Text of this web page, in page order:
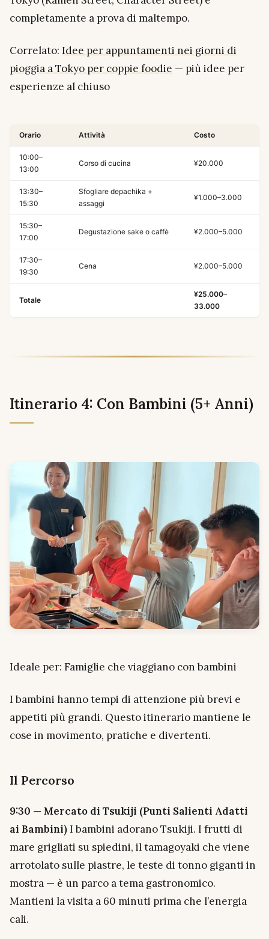
completamente a prova di maltempo.
Correlato: Idee per appuntamenti nei giorni di
pioggia a Tokyo per coppie foodie — più idee per
esperienze al chiuso
Orario Attività Costo
10:00–
13:00
Corso di cucina ¥20.000
13:30–
15:30
Sfogliare depachika +
assaggi
¥1.000–3.000
15:30–
17:00
Degustazione sake o caffè ¥2.000–5.000
17:30–
19:30
Cena ¥2.000–5.000
Totale
¥25.000–
33.000
Itinerario 4: Con Bambini (5+ Anni)
Ideale per: Famiglie che viaggiano con bambini
I bambini hanno tempi di attenzione più brevi e
appetiti più grandi. Questo itinerario mantiene le
cose in movimento, pratiche e divertenti.
Il Percorso
9:30 — Mercato di Tsukiji (Punti Salienti Adatti
ai Bambini)I bambini adorano Tsukiji. I frutti di
mare grigliati su spiedini, il tamagoyaki che viene
arrotolato sulle piastre, le teste di tonno giganti in
mostra — è un parco a tema gastronomico.
Mantieni la visita a 60 minuti prima che l’energia
cali.